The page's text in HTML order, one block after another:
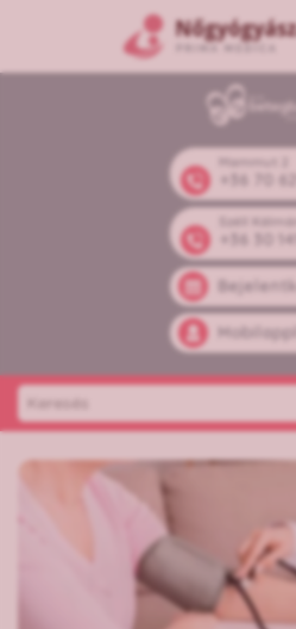
Mammut 2
+36 70
Széll
+36 30